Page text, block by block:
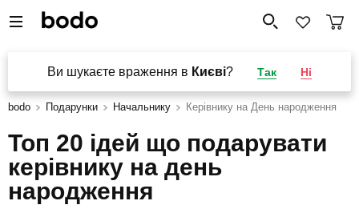
Ви шукаєте враження в Києві? Так Ні
bodo Подарунки Начальнику Керівнику на День народження
Топ 20 ідей що подарувати
керівнику на день
народження